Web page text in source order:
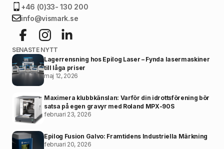
+46 (0)33- 130 200
info@vismark.se
SENASTE NYTT
Lagerrensning hos Epilog Laser – Fynda lasermaskiner
till låga priser
maj 12, 2026
Maximera klubbkänslan: Varför din idrottsförening bör
satsa på egen gravyr med Roland MPX-90S
februari 23, 2026
Epilog Fusion Galvo: Framtidens Industriella Märkning
februari 20, 2026